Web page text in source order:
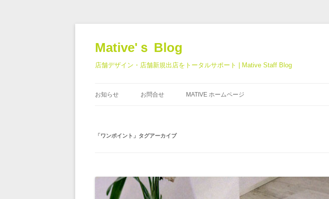
Mative'ｓ Blog
店舗デザイン・店舗新規出店をトータルサポート | Mative Staff Blog
お知らせ お問合せ MATIVE ホームページ
「ワンポイント 」タグアーカイブ